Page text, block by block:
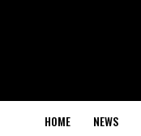
HOME NEWS